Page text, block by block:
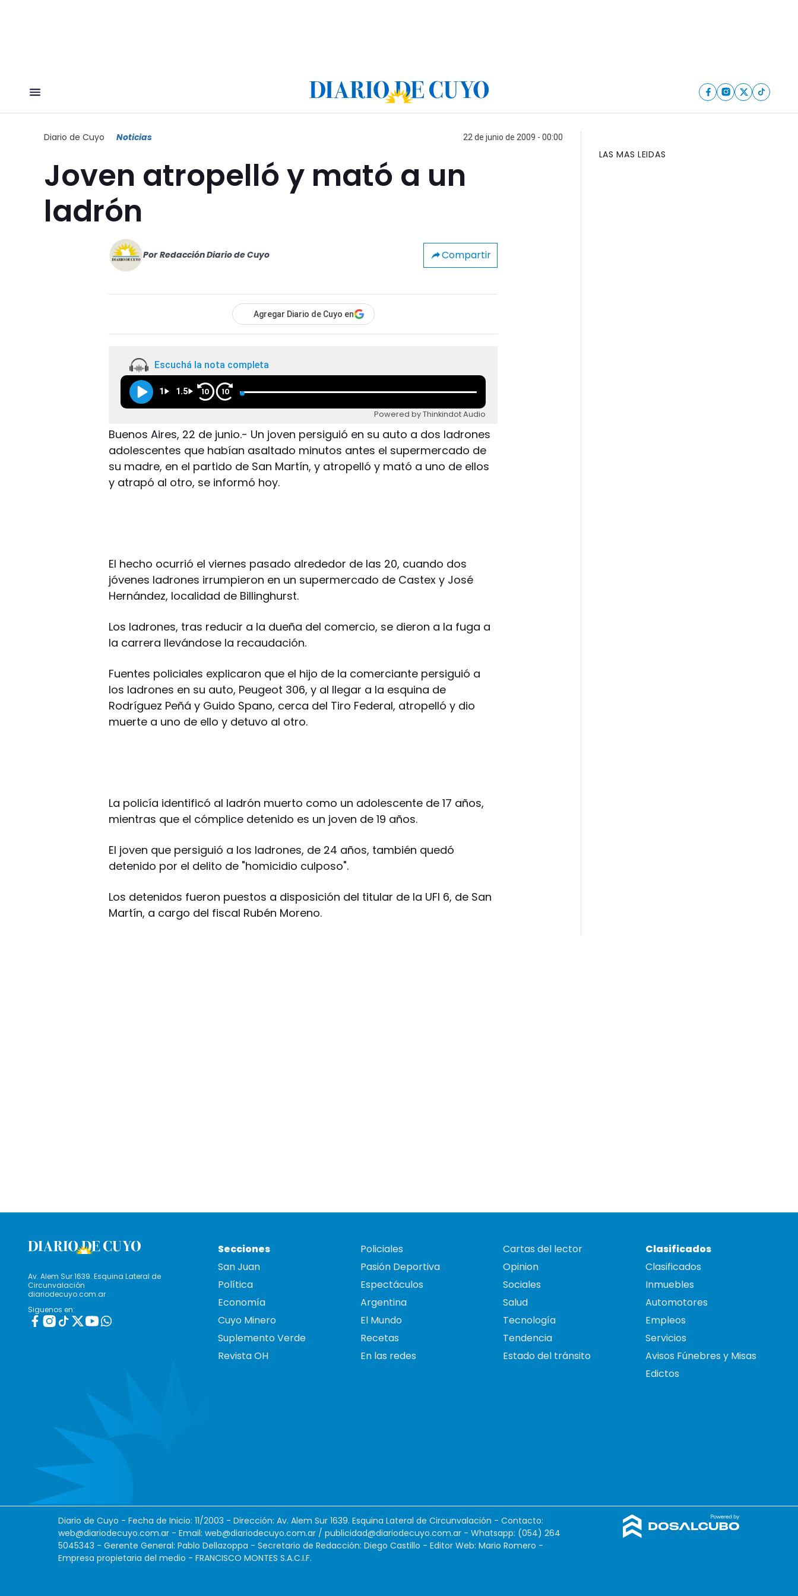
Diario de Cuyo Noticias 22 de junio de 2009 - 00:00
Joven atropelló y mató a un
ladrón
Por Redacción Diario de Cuyo Compartir
Agregar Diario de Cuyo en
Escuchá la nota completa
1 1.5 10 10
Powered by Thinkindot Audio
Buenos Aires, 22 de junio.- Un joven persiguió en su auto a dos ladrones
adolescentes que habían asaltado minutos antes el supermercado de
su madre, en el partido de San Martín, y atropelló y mató a uno de ellos
y atrapó al otro, se informó hoy.
El hecho ocurrió el viernes pasado alrededor de las 20, cuando dos
jóvenes ladrones irrumpieron en un supermercado de Castex y José
Hernández, localidad de Billinghurst.
Los ladrones, tras reducir a la dueña del comercio, se dieron a la fuga a
la carrera llevándose la recaudación.
Fuentes policiales explicaron que el hijo de la comerciante persiguió a
los ladrones en su auto, Peugeot 306, y al llegar a la esquina de
Rodríguez Peñá y Guido Spano, cerca del Tiro Federal, atropelló y dio
muerte a uno de ello y detuvo al otro.
La policía identificó al ladrón muerto como un adolescente de 17 años,
mientras que el cómplice detenido es un joven de 19 años.
El joven que persiguió a los ladrones, de 24 años, también quedó
detenido por el delito de "homicidio culposo".
Los detenidos fueron puestos a disposición del titular de la UFI 6, de San
Martín, a cargo del fiscal Rubén Moreno.
LAS MAS LEIDAS
Av. Alem Sur 1639. Esquina Lateral de
Circunvalación
diariodecuyo.com.ar
Siguenos en:
Secciones
San Juan
Política
Economía
Cuyo Minero
Suplemento Verde
Revista OH
Policiales
Pasión Deportiva
Espectáculos
Argentina
El Mundo
Recetas
En las redes
Cartas del lector
Opinion
Sociales
Salud
Tecnología
Tendencia
Estado del tránsito
Clasificados
Clasificados
Inmuebles
Automotores
Empleos
Servicios
Avisos Fúnebres y Misas
Edictos
Diario de Cuyo - Fecha de Inicio: 11/2003 - Dirección: Av. Alem Sur 1639. Esquina Lateral de Circunvalación - Contacto:
web@diariodecuyo.com.ar - Email: web@diariodecuyo.com.ar / publicidad@diariodecuyo.com.ar - Whatsapp: (054) 264
5045343 - Gerente General: Pablo Dellazoppa - Secretario de Redacción: Diego Castillo - Editor Web: Mario Romero -
Empresa propietaria del medio - FRANCISCO MONTES S.A.C.I.F.